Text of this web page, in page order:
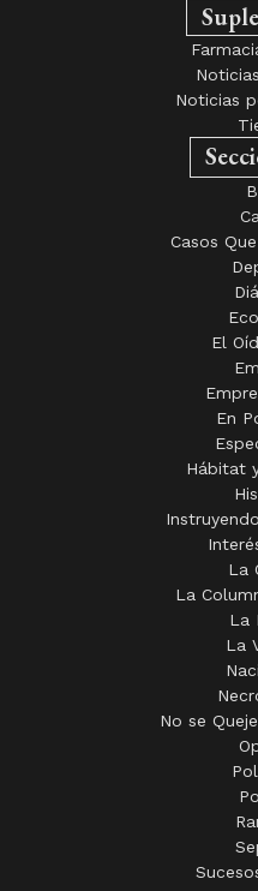
Noticias
Casos
El
En
Hábitat
La
La
La
La
No se